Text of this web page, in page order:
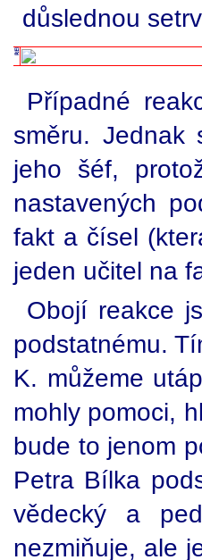
důslednou
Případné
směru.
jeho šéf,
nastavených
fakt a čísel
jeden učitel na
Obojí reakce
podstatnému.
K. můžeme
mohly pomoci,
bude to jenom
Petra Bílka
vědecký a
nezmiňuje, ale